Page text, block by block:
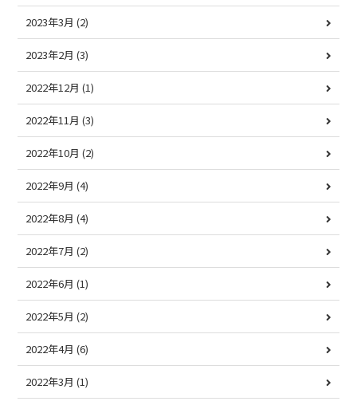
2023年3月 (2)
2023年2月 (3)
2022年12月 (1)
2022年11月 (3)
2022年10月 (2)
2022年9月 (4)
2022年8月 (4)
2022年7月 (2)
2022年6月 (1)
2022年5月 (2)
2022年4月 (6)
2022年3月 (1)